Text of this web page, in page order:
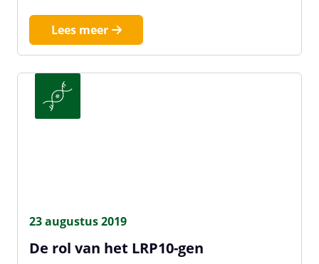
Lees meer
23 augustus 2019
De rol van het LRP10-gen